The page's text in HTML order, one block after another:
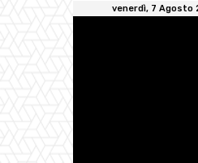
venerdì, 7 Agosto